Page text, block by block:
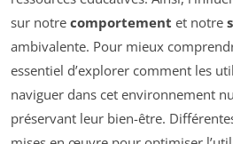
sur notre comportement et notre
ambivalente. Pour mieux
essentiel d’explorer comment les
naviguer dans cet environnement
préservant leur bien-être.